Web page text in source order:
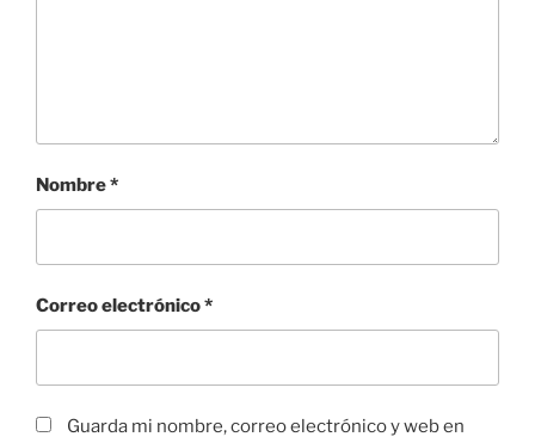
Nombre*
Correo electrónico*
Guarda mi nombre, correo electrónico y web en